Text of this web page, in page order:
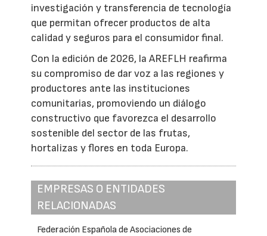
investigación y transferencia de tecnología
que permitan ofrecer productos de alta
calidad y seguros para el consumidor final.
Con la edición de 2026, la AREFLH reafirma
su compromiso de dar voz a las regiones y
productores ante las instituciones
comunitarias, promoviendo un diálogo
constructivo que favorezca el desarrollo
sostenible del sector de las frutas,
hortalizas y flores en toda Europa.
EMPRESAS O ENTIDADES
RELACIONADAS
Federación Española de Asociaciones de